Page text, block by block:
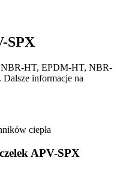
SPX
NBR-HT, EPDM-HT, NBR-
informacje na
APV-SPX